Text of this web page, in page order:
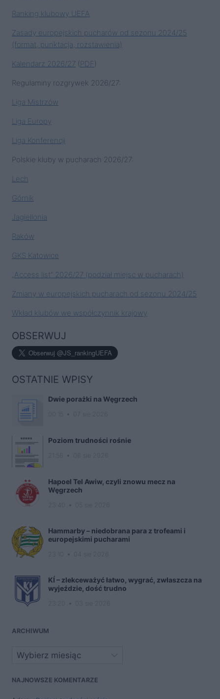
Ranking klubowy UEFA
Zasady europejskich pucharów od sezonu 2024/25
(format, punktacja, rozstawienia)
Kalendarz 2026/27 (PDF)
Regulaminy rozgrywek 2026/27:
Liga Mistrzów
Liga Europy
Liga Konferencji
Polskie kluby w pucharach 2026/27:
Lech
Górnik
Jagiellonia
Raków
GKS Katowice
„Access list” 2026/27 (podział miejsc w pucharach)
Zmiany w europejskich pucharach od sezonu 2024/25
Wkład klubów we współczynnik krajowy
OBSERWUJ
OSTATNIE WPISY
Dwie porażki na Węgrzech
Poziom trudności rośnie
Hapoel Tel Awiw, czyli znowu mecz na
Węgrzech
Hammarby – niedobrana para z trofeami i
europejskimi pucharami
KÍ – zlekceważyć łatwo, wygrać, zwłaszcza na
wyjeździe, dość trudno
ARCHIWUM
Archiwa
NAJNOWSZE KOMENTARZE